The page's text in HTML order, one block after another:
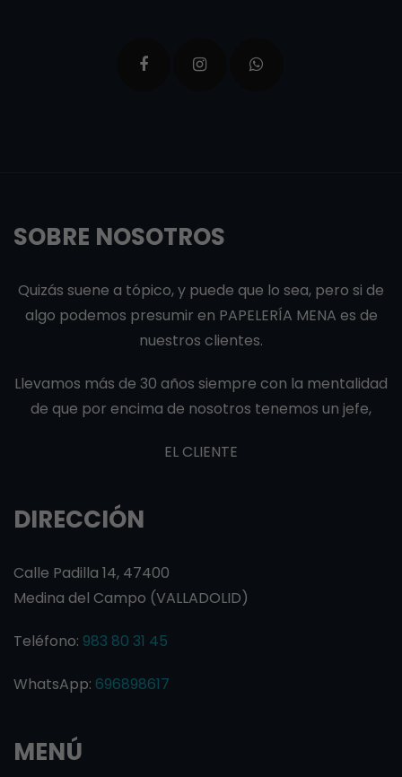
SOBRE NOSOTROS
Quizás suene a tópico, y puede que lo sea, pero si de
algo podemos presumir en PAPELERÍA MENA es de
nuestros clientes.
Llevamos más de 30 años siempre con la mentalidad
de que por encima de nosotros tenemos un jefe,
EL CLIENTE
DIRECCIÓN
Calle Padilla 14, 47400
Medina del Campo (VALLADOLID)
Teléfono: 983 80 31 45
WhatsApp: 696898617
MENÚ